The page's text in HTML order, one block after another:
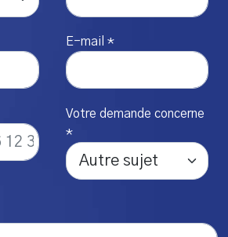
E-mail *
Votre demande concerne
*